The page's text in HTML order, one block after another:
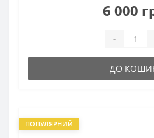
6 000
-
ДО
ПОПУЛЯРНИЙ